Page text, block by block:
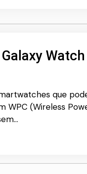
que
WPC (Wireless